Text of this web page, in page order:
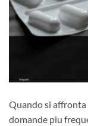
Quando si affronta
domande piu